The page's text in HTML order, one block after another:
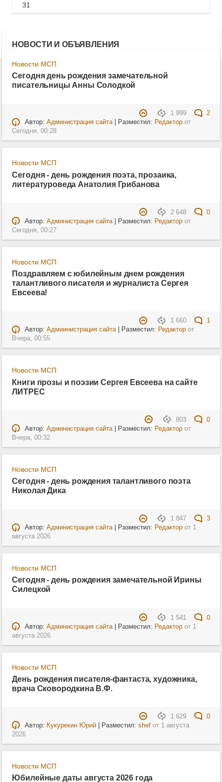
31
НОВОСТИ И ОБЪЯВЛЕНИЯ
Новости МСП
Сегодня день рождения замечательной
писательницы Анны Солодкой
1 999
2
Автор: Администрация сайта| Разместил: Редакторот
Сегодня, 00:28
Новости МСП
Сегодня - день рождения поэта, прозаика,
литературоведа Анатолия Грибанова
2 648
0
Автор: Администрация сайта| Разместил: Редакторот
Сегодня, 00:27
Новости МСП
Поздравляем с юбилейным днем рождения
талантливого писателя и журналиста Сергея
Евсеева!
1 660
1
Автор: Адмиинистрация сайта| Разместил: Редакторот
Вчера, 00:55
Новости МСП
Книги прозы и поэзии Сергея Евсеева на сайте
ЛИТРЕС
803
0
Автор: Администрация сайта| Разместил: Редакторот
Вчера, 00:32
Новости МСП
Сегодня - день рождения талантливого поэта
Николая Дика
1 847
3
Автор: Администрация сайта| Разместил: Редакторот 1
августа 2026
Новости МСП
Сегодня - день рождения замечательной Ирины
Силецкой
1 541
0
Автор: Администрация сайта| Разместил: Редакторот 1
августа 2026
Новости МСП
День рождения писателя-фантаста, художника,
врача Сковородкина В.Ф.
1 629
0
Автор: Кукурекин Юрий| Разместил: shefот 1 августа
2026
Новости МСП
Юбилейные даты августа 2026 года